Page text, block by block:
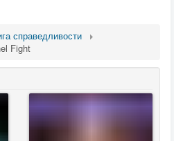
справедливости
Fight